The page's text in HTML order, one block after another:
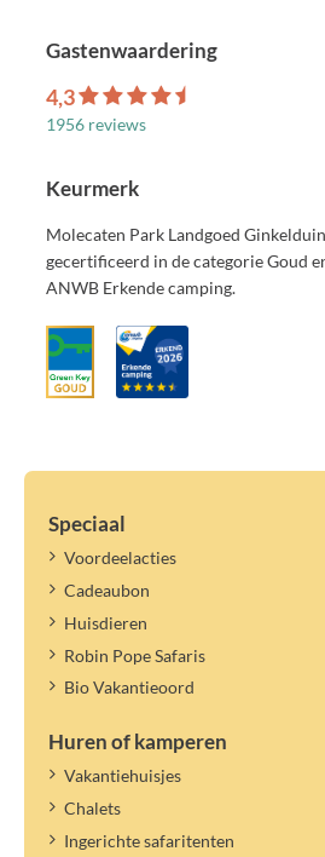
Gastenwaardering
4,3
1956 reviews
Keurmerk
Molecaten Park Landgoed
gecertificeerd in de categorie Goud
ANWB Erkende camping.
Speciaal
Voordeelacties
Cadeaubon
Huisdieren
Robin Pope Safaris
Bio Vakantieoord
Huren of kamperen
Vakantiehuisjes
Chalets
Ingerichte safaritenten